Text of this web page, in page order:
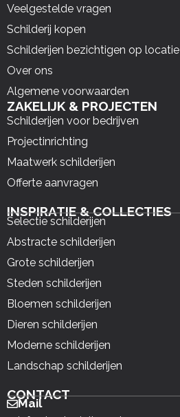
Veelgestelde vragen
Schilderij kopen
Schilderijen bezichtigen op locatie
Over ons
Algemene voorwaarden
ZAKELIJK & PROJECTEN
Schilderijen voor bedrijven
Projectinrichting
Maatwerk schilderijen
Offerte aanvragen
INSPIRATIE & COLLECTIES
Selectie schilderijen
Abstracte schilderijen
Grote schilderijen
Steden schilderijen
Bloemen schilderijen
Dieren schilderijen
Moderne schilderijen
Landschap schilderijen
CONTACT
Mail